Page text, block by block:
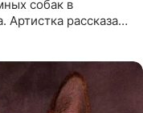
собак в
рассказала